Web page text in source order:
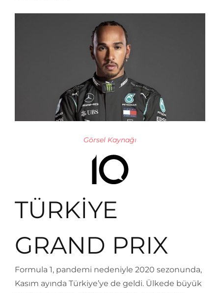
Görsel Kaynağı
TÜRKİYE
GRAND PRIX
Formula 1, pandemi nedeniyle 2020 sezonunda,
Kasım ayında Türkiye’ye de geldi. Ülkede büyük